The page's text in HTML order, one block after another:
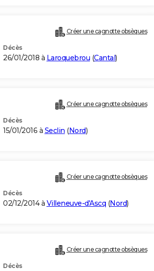
Créer une cagnotte obsèques
Décès
26/01/2018 à Laroquebrou (Cantal)
Créer une cagnotte obsèques
Décès
15/01/2016 à Seclin (Nord)
Créer une cagnotte obsèques
Décès
02/12/2014 à Villeneuve-d'Ascq (Nord)
Créer une cagnotte obsèques
Décès